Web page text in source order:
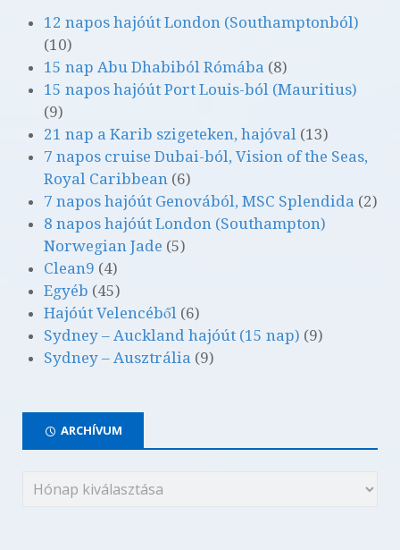
12 napos hajóút London (Southamptonból)
(10)
15 nap Abu Dhabiból Rómába (8)
15 napos hajóút Port Louis-ból (Mauritius)
(9)
21 nap a Karib szigeteken, hajóval (13)
7 napos cruise Dubai-ból, Vision of the Seas,
Royal Caribbean (6)
7 napos hajóút Genovából, MSC Splendida (2)
8 napos hajóút London (Southampton)
Norwegian Jade (5)
Clean9 (4)
Egyéb (45)
Hajóút Velencéből (6)
Sydney – Auckland hajóút (15 nap) (9)
Sydney – Ausztrália (9)
ARCHÍVUM